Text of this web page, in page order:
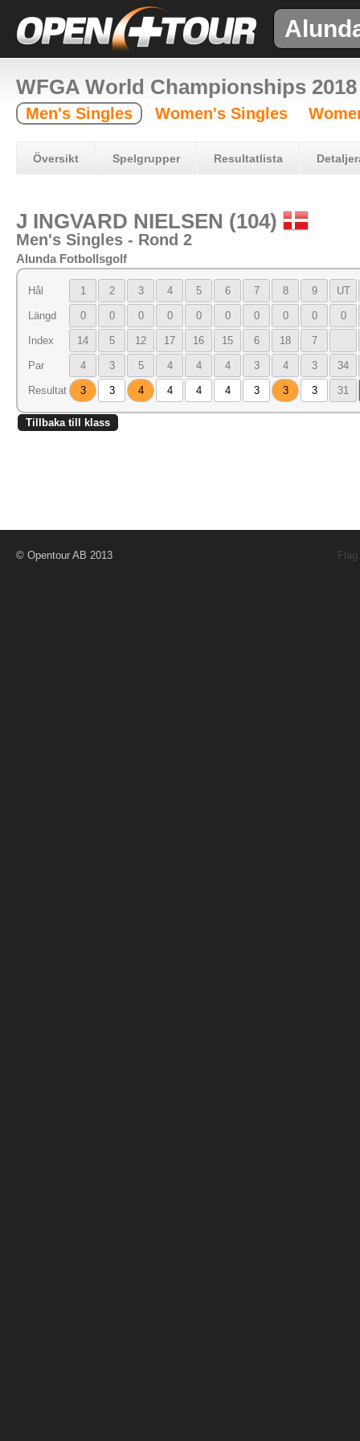
WFGA World Championships 2018
Men's Singles Women's Singles
Översikt Spelgrupper Resultatlista
J INGVARD NIELSEN (104)
Men's Singles - Rond 2
Alunda Fotbollsgolf
Hål 1 2 3 4 5 6 7 8 9 UT
Längd 0 0 0 0 0 0 0 0 0 0
Index 14 5 12 17 16 15 6 18 7
Par 4 3 5 4 4 4 3 4 3 34
Resultat 3 3 4 4 4 4 3 3 3 31
Tillbaka till klass
© Opentour AB 2013